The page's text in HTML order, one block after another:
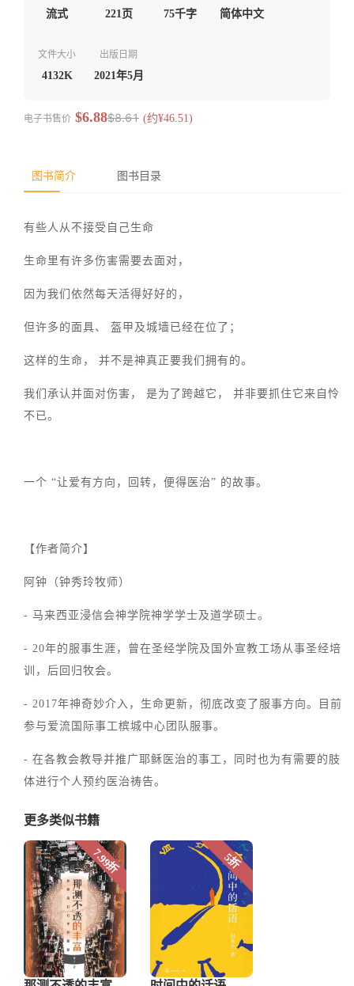
流式 221页 75千字 简体中文
文件大小
4132K
出版日期
2021年5月
电子书售价 $6.88$8.61 (约¥46.51)
图书简介 图书目录
有些人从不接受自己生命
生命里有许多伤害需要去面对，
因为我们依然每天活得好好的，
但许多的面具、 盔甲及城墙已经在位了；
这样的生命， 并不是神真正要我们拥有的。
我们承认并面对伤害， 是为了跨越它， 并非要抓住它来自怜
不已。
一个 “让爱有方向，回转，便得医治” 的故事。
【作者简介】
阿钟（钟秀玲牧师）
- 马来西亚浸信会神学院神学学士及道学硕士。
- 20年的服事生涯，曾在圣经学院及国外宣教工场从事圣经培
训，后回归牧会。
- 2017年神奇妙介入，生命更新，彻底改变了服事方向。目前
参与爱流国际事工槟城中心团队服事。
- 在各教会教导并推广耶稣医治的事工，同时也为有需要的肢
体进行个人预约医治祷告。
更多类似书籍